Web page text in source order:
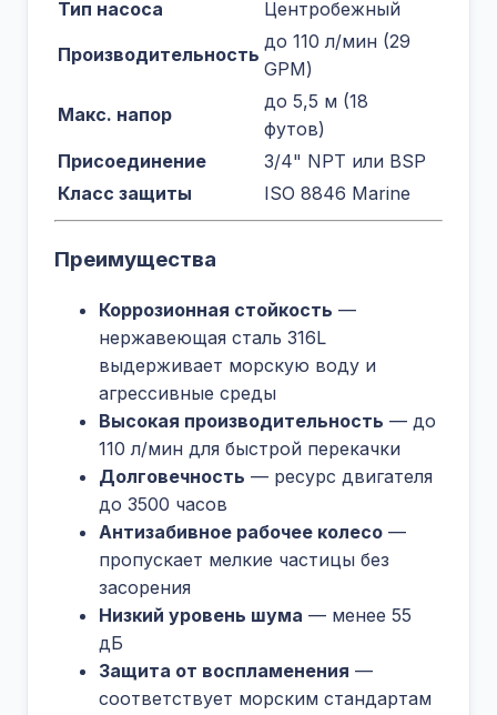
Тип насоса
Центробежный
Производительность
до 110 л/мин (29
GPM)
Макс. напор
до 5,5 м (18
футов)
Присоединение
3/4" NPT или BSP
Класс защиты
ISO 8846 Marine
Преимущества
Коррозионная стойкость —
нержавеющая сталь 316L
выдерживает морскую воду и
агрессивные среды
Высокая производительность — до
110 л/мин для быстрой перекачки
Долговечность — ресурс двигателя
до 3500 часов
Антизабивное рабочее колесо —
пропускает мелкие частицы без
засорения
Низкий уровень шума — менее 55
дБ
Защита от воспламенения —
соответствует морским стандартам